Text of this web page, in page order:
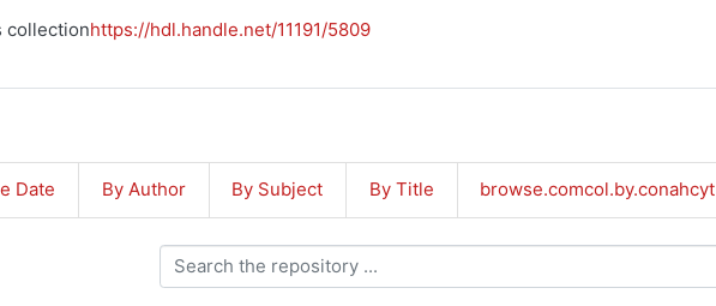
collectionhttps://hdl.handle.net/11191/5809
Date By Author By Subject By Title browse.comcol.by.conahcyt